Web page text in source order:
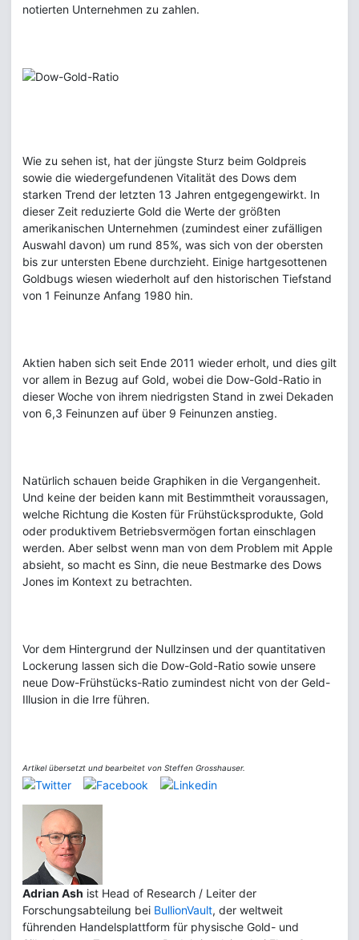
notierten Unternehmen zu zahlen.
Wie zu sehen ist, hat der jüngste Sturz beim Goldpreis
sowie die wiedergefundenen Vitalität des Dows dem
starken Trend der letzten 13 Jahren entgegengewirkt. In
dieser Zeit reduzierte Gold die Werte der größten
amerikanischen Unternehmen (zumindest einer zufälligen
Auswahl davon) um rund 85%, was sich von der obersten
bis zur untersten Ebene durchzieht. Einige hartgesottenen
Goldbugs wiesen wiederholt auf den historischen Tiefstand
von 1 Feinunze Anfang 1980 hin.
Aktien haben sich seit Ende 2011 wieder erholt, und dies gilt
vor allem in Bezug auf Gold, wobei die Dow-Gold-Ratio in
dieser Woche von ihrem niedrigsten Stand in zwei Dekaden
von 6,3 Feinunzen auf über 9 Feinunzen anstieg.
Natürlich schauen beide Graphiken in die Vergangenheit.
Und keine der beiden kann mit Bestimmtheit voraussagen,
welche Richtung die Kosten für Frühstücksprodukte, Gold
oder produktivem Betriebsvermögen fortan einschlagen
werden. Aber selbst wenn man von dem Problem mit Apple
absieht, so macht es Sinn, die neue Bestmarke des Dows
Jones im Kontext zu betrachten.
Vor dem Hintergrund der Nullzinsen und der quantitativen
Lockerung lassen sich die Dow-Gold-Ratio sowie unsere
neue Dow-Frühstücks-Ratio zumindest nicht von der Geld-
Illusion in die Irre führen.
Artikel übersetzt und bearbeitet von Steffen Grosshauser.
Adrian Ash ist Head of Research / Leiter der
Forschungsabteilung bei BullionVault, der weltweit
führenden Handelsplattform für physische Gold- und